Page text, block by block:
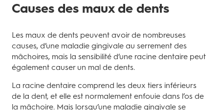
Causes des maux de dents
Les maux de dents peuvent avoir de nombreuses
causes, d’une maladie gingivale au serrement des
mâchoires, mais la sensibilité d’une racine dentaire peut
également causer un mal de dents.
La racine dentaire comprend les deux tiers inférieurs
de la dent, et elle est normalement enfouie dans l’os de
la mâchoire. Mais lorsqu’une maladie gingivale se